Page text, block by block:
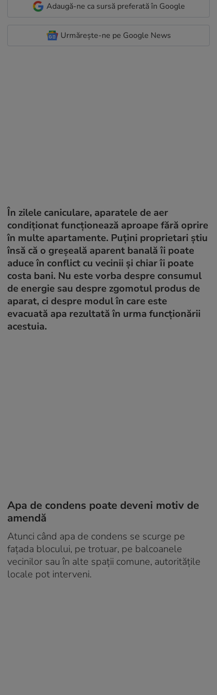
Adaugă-ne ca sursă preferată în Google
Urmărește-ne pe Google News
În zilele caniculare, aparatele de aer
condiționat funcționează aproape fără oprire
în multe apartamente. Puțini proprietari știu
însă că o greșeală aparent banală îi poate
aduce în conflict cu vecinii și chiar îi poate
costa bani. Nu este vorba despre consumul
de energie sau despre zgomotul produs de
aparat, ci despre modul în care este
evacuată apa rezultată în urma funcționării
acestuia.
Apa de condens poate deveni motiv de
amendă
Atunci când apa de condens se scurge pe
fațada blocului, pe trotuar, pe balcoanele
vecinilor sau în alte spații comune, autoritățile
locale pot interveni.